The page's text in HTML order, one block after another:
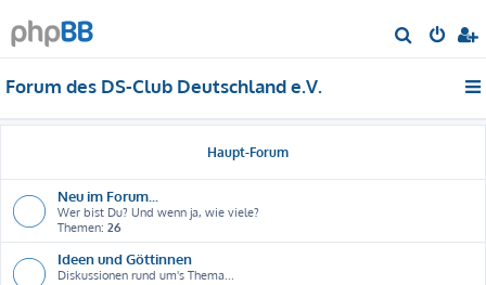
u
Forum des DS-Club Deutschland e.V.
Haupt-Forum
Neu im Forum...
Wer bist Du? Und wenn ja, wie viele?
Themen: 26
Ideen und Göttinnen
Diskussionen rund um's Thema...